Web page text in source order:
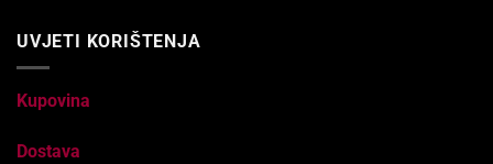
UVJETI KORIŠTENJA
Kupovina
Dostava